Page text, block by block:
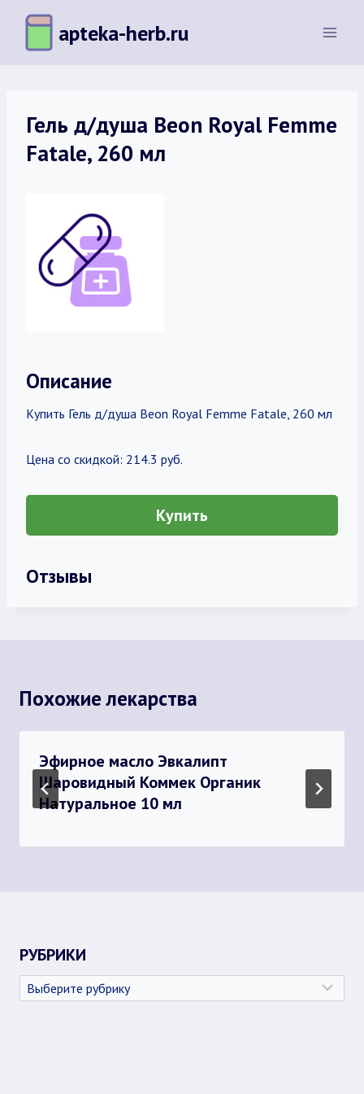
Перейти
содержимому
apteka-herb.ru
Гель д/душа Beon Royal Femme
Fatale, 260 мл
Описание
Купить Гель д/душа Beon Royal Femme Fatale, 260 мл
Цена со скидкой: 214.3 руб.
Купить
Отзывы
Похожие лекарства
Эфирное масло Эвкалипт
Шаровидный Коммек Органик
Натуральное 10 мл
РУБРИКИ
Рубрики